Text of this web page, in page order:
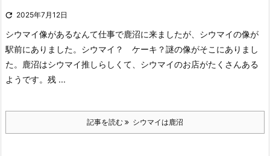
 2025年7月12日
シウマイ像があるなんて仕事で鹿沼に来ましたが、シウマイの像が
駅前にありました。 シウマイ？ ケーキ？謎の像がそこにありまし
た。
鹿沼はシウマイ推しらしくて、シウマイのお店がたくさんある
ようです。残 ...
記事を読む シウマイは鹿沼